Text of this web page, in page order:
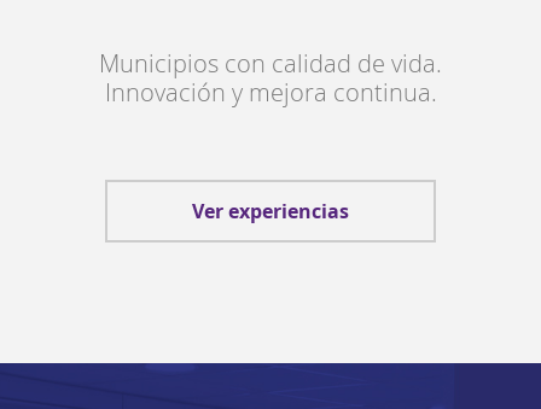
Municipios con calidad de vida.
Innovación y mejora continua.
Ver experiencias